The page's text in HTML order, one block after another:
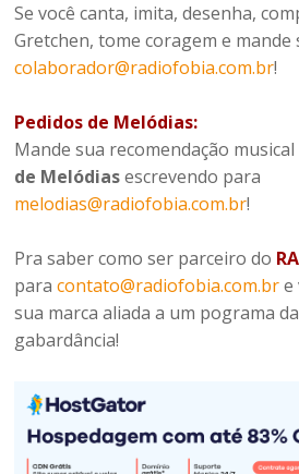
Se você canta, imita, desenha,
Gretchen, tome coragem e
colaborador@radiofobia.com.br!
Pedidos de Melódias:
Mande sua recomendação
de Melódiasescrevendo para
melodias@radiofobia.com.br!
Pra saber como ser parceiro do
paracontato@radiofobia.com.bre
sua marca aliada a um pograma
gabardância!